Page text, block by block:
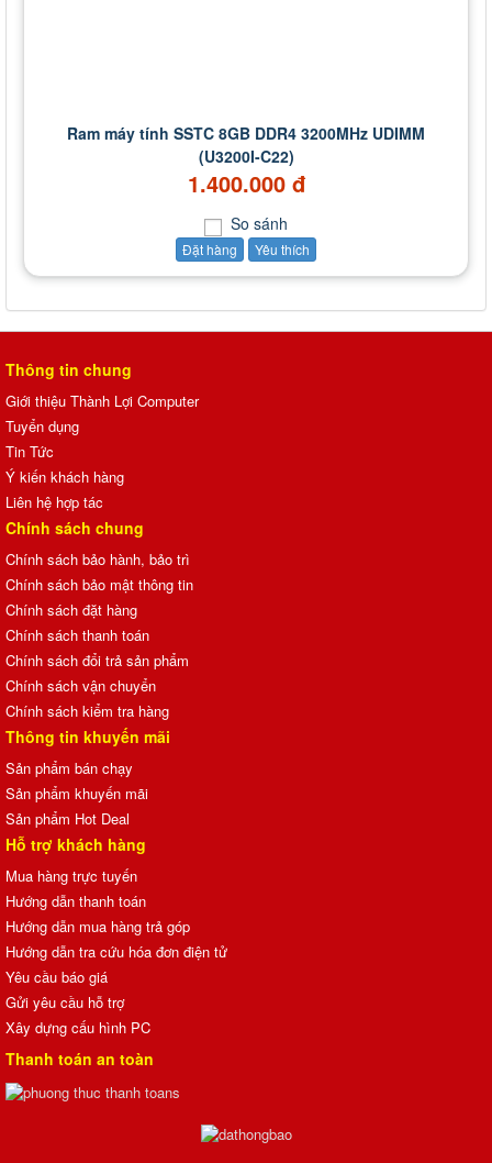
Ram máy tính SSTC 8GB DDR4 3200MHz UDIMM
(U3200I-C22)
1.400.000 đ
So sánh
Đặt hàng Yêu thích
Thông tin chung
Giới thiệu Thành Lợi Computer
Tuyển dụng
Tin Tức
Ý kiến khách hàng
Liên hệ hợp tác
Chính sách chung
Chính sách bảo hành, bảo trì
Chính sách bảo mật thông tin
Chính sách đặt hàng
Chính sách thanh toán
Chính sách đổi trả sản phẩm
Chính sách vận chuyển
Chính sách kiểm tra hàng
Thông tin khuyến mãi
Sản phẩm bán chạy
Sản phẩm khuyến mãi
Sản phẩm Hot Deal
Hỗ trợ khách hàng
Mua hàng trực tuyến
Hướng dẫn thanh toán
Hướng dẫn mua hàng trả góp
Hướng dẫn tra cứu hóa đơn điện tử
Yêu cầu báo giá
Gửi yêu cầu hỗ trợ
Xây dựng cấu hình PC
Thanh toán an toàn